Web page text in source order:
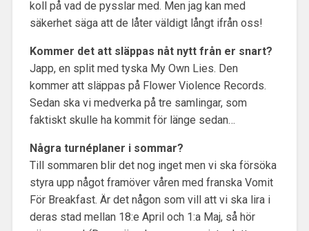
koll på vad de pysslar med. Men jag kan med
säkerhet säga att de låter väldigt långt ifrån oss!
Kommer det att släppas nåt nytt från er snart?
Japp, en split med tyska My Own Lies. Den
kommer att släppas på Flower Violence Records.
Sedan ska vi medverka på tre samlingar, som
faktiskt skulle ha kommit för länge sedan…
Några turnéplaner i sommar?
Till sommaren blir det nog inget men vi ska försöka
styra upp något framöver våren med franska Vomit
För Breakfast. Är det någon som vill att vi ska lira i
deras stad mellan 18:e April och 1:a Maj, så hör